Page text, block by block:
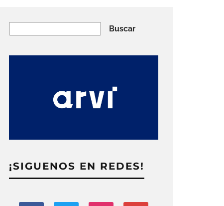
Buscar
¡SIGUENOS EN REDES!